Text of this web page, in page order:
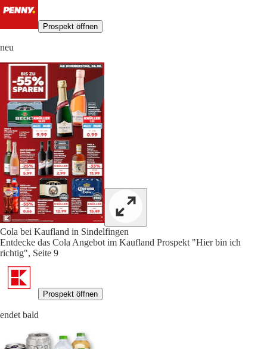
Prospekt öffnen
neu
Cola bei Kaufland in Sindelfingen
Entdecke das Cola Angebot im Kaufland Prospekt "Hier bin ich
richtig", Seite 9
Prospekt öffnen
endet bald